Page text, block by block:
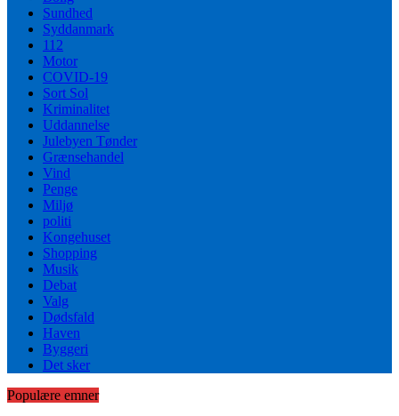
Sundhed
Syddanmark
112
Motor
COVID-19
Sort Sol
Kriminalitet
Uddannelse
Julebyen Tønder
Grænsehandel
Vind
Penge
Miljø
politi
Kongehuset
Shopping
Musik
Debat
Valg
Dødsfald
Haven
Byggeri
Det sker
Populære emner